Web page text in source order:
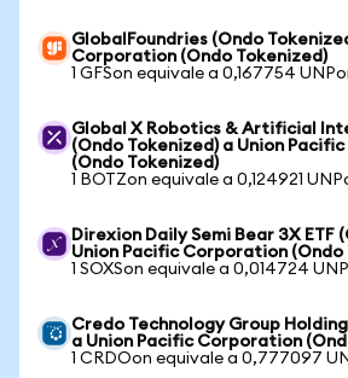
GlobalFoundries (Ondo
Corporation (Ondo Tokenized)
1 GFSon equivale a 0,167754
Global X Robotics & Artificial
(Ondo Tokenized) a Union
(Ondo Tokenized)
1 BOTZon equivale a 0,124921
Direxion Daily Semi Bear 3X ETF
Union Pacific Corporation (Ondo
1 SOXSon equivale a 0,014724
Credo Technology Group
a Union Pacific Corporation
1 CRDOon equivale a 0,777097